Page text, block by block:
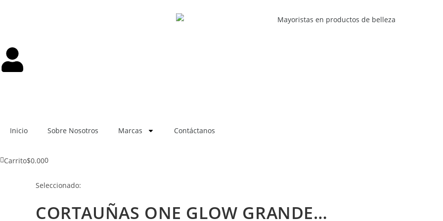
Inicio Sobre Nosotros Marcas Contáctanos
Carrito$0.000
Seleccionado:
CORTAUÑAS ONE GLOW GRANDE…